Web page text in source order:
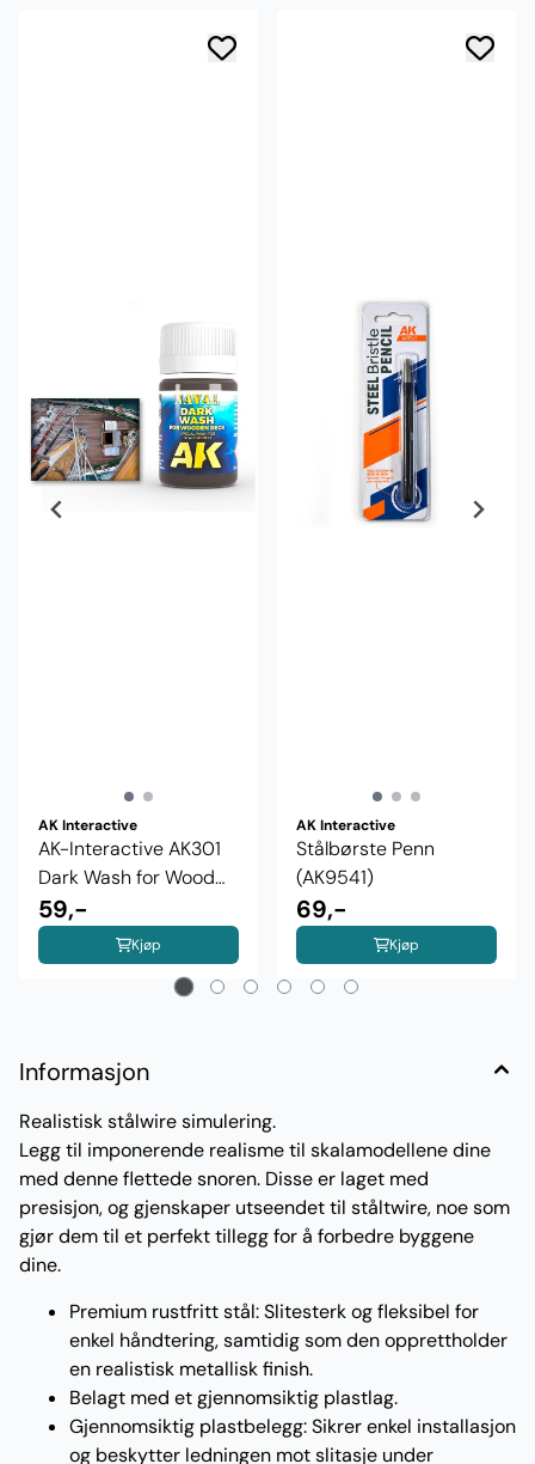
AK Interactive
AK-Interactive AK301
Dark Wash for Wood
deck
59,-
Kjøp
AK Interactive
Stålbørste Penn
(AK9541)
69,-
Kjøp
Informasjon
Realistisk stålwire simulering.
Legg til imponerende realisme til skalamodellene dine
med denne flettede snoren. Disse er laget med
presisjon, og gjenskaper utseendet til ståltwire, noe som
gjør dem til et perfekt tillegg for å forbedre byggene
dine.
Premium rustfritt stål: Slitesterk og fleksibel for
enkel håndtering, samtidig som den opprettholder
en realistisk metallisk finish.
Belagt med et gjennomsiktig plastlag.
Gjennomsiktig plastbelegg: Sikrer enkel installasjon
og beskytter ledningen mot slitasje under